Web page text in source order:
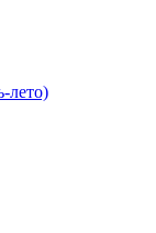
лето)